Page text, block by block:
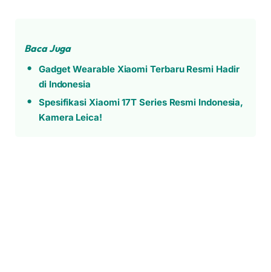
Baca Juga
Gadget Wearable Xiaomi Terbaru Resmi Hadir
di Indonesia
Spesifikasi Xiaomi 17T Series Resmi Indonesia,
Kamera Leica!